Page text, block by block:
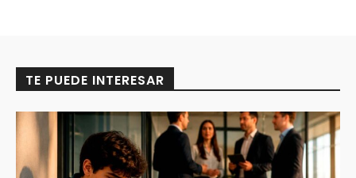
TE PUEDE INTERESAR